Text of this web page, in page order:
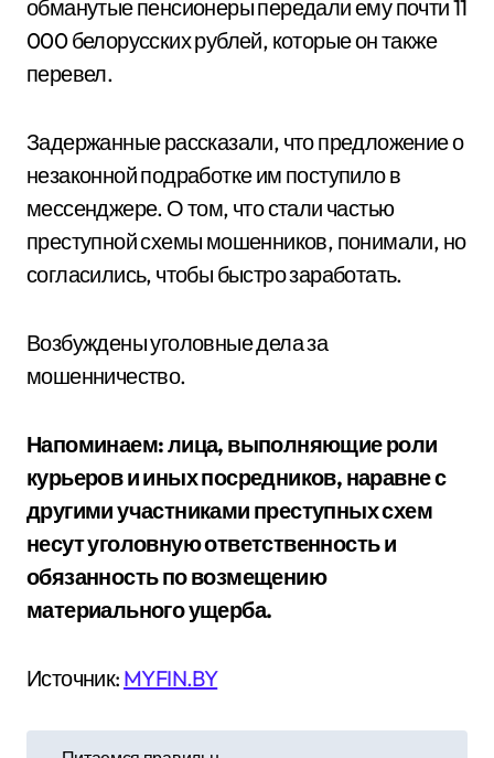
обманутые пенсионеры передали ему почти 11
000 белорусских рублей, которые он также
перевел.
Задержанные рассказали, что предложение о
незаконной подработке им поступило в
мессенджере. О том, что стали частью
преступной схемы мошенников, понимали, но
согласились, чтобы быстро заработать.
Возбуждены уголовные дела за
мошенничество.
Напоминаем: лица, выполняющие роли
курьеров и иных посредников, наравне с
другими участниками преступных схем
несут уголовную ответственность и
обязанность по возмещению
материального ущерба.
Источник: MYFIN.BY